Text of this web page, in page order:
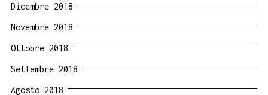
Dicembre 2018
Novembre 2018
Ottobre 2018
Settembre 2018
Agosto 2018